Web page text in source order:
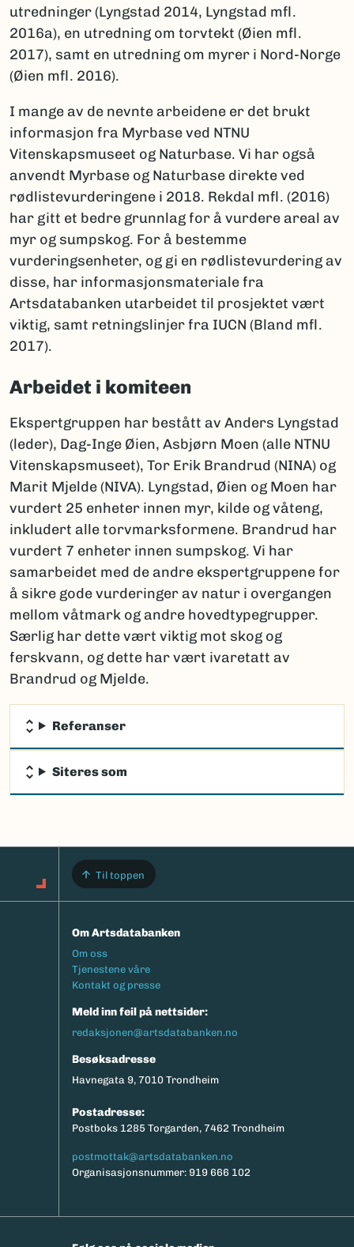
utredninger (Lyngstad 2014, Lyngstad mfl.
2016a), en utredning om torvtekt (Øien mfl.
2017), samt en utredning om myrer i Nord-Norge
(Øien mfl. 2016).
I mange av de nevnte arbeidene er det brukt
informasjon fra Myrbase ved NTNU
Vitenskapsmuseet og Naturbase. Vi har også
anvendt Myrbase og Naturbase direkte ved
rødlistevurderingene i 2018. Rekdal mfl. (2016)
har gitt et bedre grunnlag for å vurdere areal av
myr og sumpskog. For å bestemme
vurderingsenheter, og gi en rødlistevurdering av
disse, har informasjonsmateriale fra
Artsdatabanken utarbeidet til prosjektet vært
viktig, samt retningslinjer fra IUCN (Bland mfl.
2017).
Arbeidet i komiteen
Ekspertgruppen har bestått av Anders Lyngstad
(leder), Dag-Inge Øien, Asbjørn Moen (alle NTNU
Vitenskapsmuseet), Tor Erik Brandrud (NINA) og
Marit Mjelde (NIVA). Lyngstad, Øien og Moen har
vurdert 25 enheter innen myr, kilde og våteng,
inkludert alle torvmarksformene. Brandrud har
vurdert 7 enheter innen sumpskog. Vi har
samarbeidet med de andre ekspertgruppene for
å sikre gode vurderinger av natur i overgangen
mellom våtmark og andre hovedtypegrupper.
Særlig har dette vært viktig mot skog og
ferskvann, og dette har vært ivaretatt av
Brandrud og Mjelde.
Referanser
Siteres som
Til toppen
Om Artsdatabanken
Footermeny
Om oss
Tjenestene våre
Kontakt og presse
Meld inn feil på nettsider:
redaksjonen@artsdatabanken.no
Besøksadresse
Havnegata 9, 7010 Trondheim
Postadresse:
Postboks 1285 Torgarden, 7462 Trondheim
postmottak@artsdatabanken.no
Organisasjonsnummer: 919 666 102